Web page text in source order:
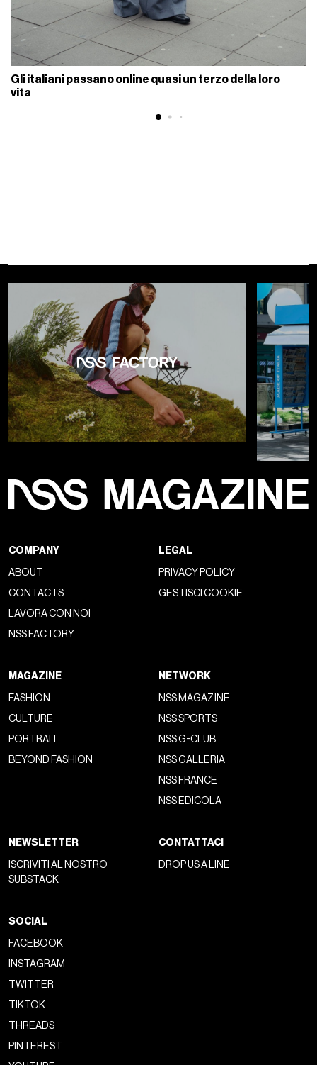
Gli italiani passano online quasi un terzo della loro
vita
COMPANY
ABOUT
CONTACTS
LAVORA CON NOI
NSS FACTORY
LEGAL
PRIVACY POLICY
GESTISCI COOKIE
MAGAZINE
FASHION
CULTURE
PORTRAIT
BEYOND FASHION
NETWORK
NSS MAGAZINE
NSS SPORTS
NSS G-CLUB
NSS GALLERIA
NSS FRANCE
NSS EDICOLA
NEWSLETTER
ISCRIVITI AL NOSTRO
SUBSTACK
CONTATTACI
DROP US A LINE
SOCIAL
FACEBOOK
INSTAGRAM
TWITTER
TIKTOK
THREADS
PINTEREST